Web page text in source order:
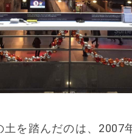
土を踏んだのは、2007